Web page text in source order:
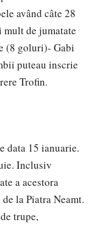
având câte 28
mult de jumatate
(8 goluri)- Gabi
puteau inscrie
Trofin.
data 15 ianuarie.
Inclusiv
a acestora
la Piatra Neamt.
trupe,